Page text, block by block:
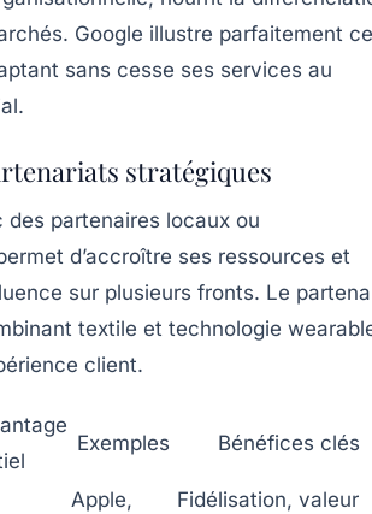
Google illustre parfaitement
sans cesse ses services au
stratégiques
des partenaires locaux ou
d’accroître ses ressources et
sur plusieurs fronts. Le
textile et technologie
client.
Exemples Bénéfices clés
Apple,
Fidélisation, valeur